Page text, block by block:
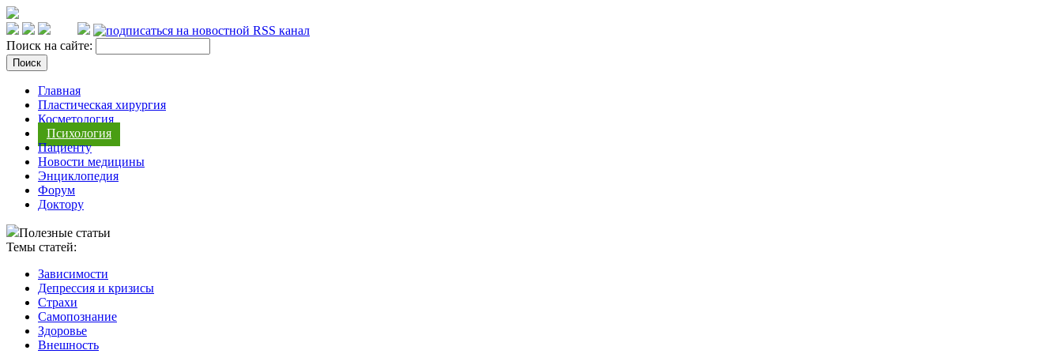
Поиск на сайте:
Главная
Пластическая хирургия
Косметология
Психология
Пациенту
Новости медицины
Энциклопедия
Форум
Доктору
Полезные статьи
Темы статей:
Зависимости
Депрессия и кризисы
Страхи
Самопознание
Здоровье
Внешность